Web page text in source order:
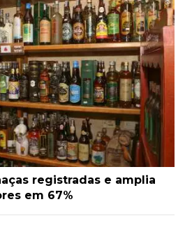
registradas e amplia
em 67%